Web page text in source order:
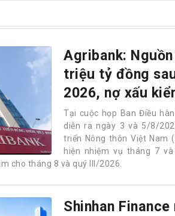
Agribank:
triệu tỷ đồng
2026, nợ xấu
Tại cuộc họp Ban Điều
diễn ra ngày 3 và 5/8/
triển Nông thôn Việt Nam
hiện nhiệm vụ tháng 7
cho tháng 8 và quý III/2026.
Shinhan